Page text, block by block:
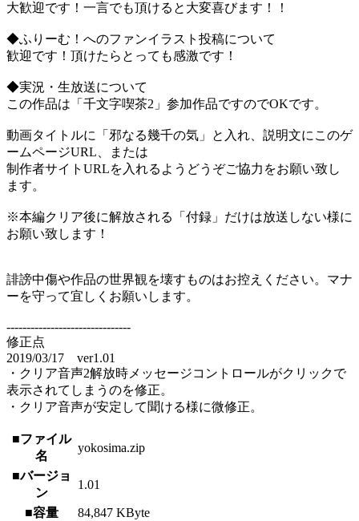
大歓迎です！一言でも頂けると大変喜びます！！
◆ふりーむ！へのファンイラスト投稿について
歓迎です！頂けたらとっても感激です！
◆実況・生放送について
この作品は「千文字喫茶2」参加作品ですのでOKです。
動画タイトルに「邪なる幾千の気」と入れ、説明文にこのゲ
ームページURL、または
制作者サイトURLを入れるようどうぞご協力をお願い致し
ます。
※本編クリア後に解放される「付録」だけは放送しない様に
お願い致します！
誹謗中傷や作品の世界観を壊すものはお控えください。マナ
ーを守って宜しくお願いします。
-------------------------------
修正点
2019/03/17 ver1.01
・クリア音声2解放時メッセージコントロールがクリックで
表示されてしまうのを修正。
・クリア音声が安定して聞ける様に微修正。
■ファイル
名
yokosima.zip
■バージョ
ン
1.01
■容量
84,847 KByte